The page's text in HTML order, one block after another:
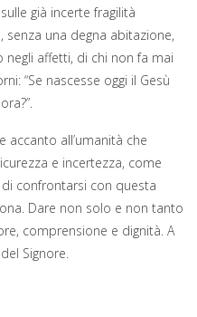
già incerte fragilità
senza una degna abitazione,
affetti, di chi non fa mai
“Se nascesse oggi il Gesù
accanto all’umanità che
e incertezza, come
confrontarsi con questa
Dare non solo e non tanto
comprensione e dignità. A
Signore.